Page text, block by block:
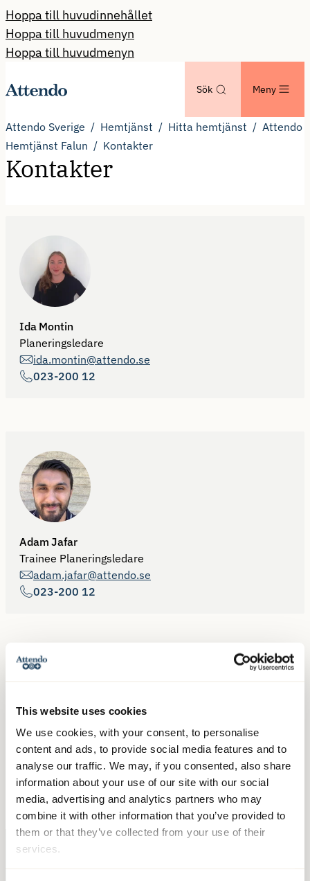
This website uses cookies
We use cookies, with your consent, to personalise
content and ads, to provide social media features and to
analyse our traffic. We may, if you consented, also share
information about your use of our site with our social
media, advertising and analytics partners who may
combine it with other information that you’ve provided to
them or that they’ve collected from your use of their
services.
Hoppa till huvudinnehållet
Hoppa till huvudmenyn
Hoppa till huvudmenyn
Sök Meny
Attendo Sverige Hemtjänst Hitta hemtjänst
Attendo
Hemtjänst Falun
Kontakter
Kontakter
Ida Montin
Planeringsledare
ida.montin@attendo.se
023-200 12
Adam Jafar
Trainee Planeringsledare
adam.jafar@attendo.se
023-200 12
Lillemor Dahl
Verksamhetschef
lillemor.dahl@attendo.se
023-200 12